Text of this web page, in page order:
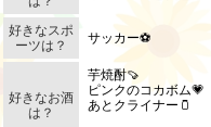
好きなスポ
ーツは？
サッカー⚽
好きなお酒
は？
芋焼酎🍠
ピンクのコカボム💗
あとクライナー🫙